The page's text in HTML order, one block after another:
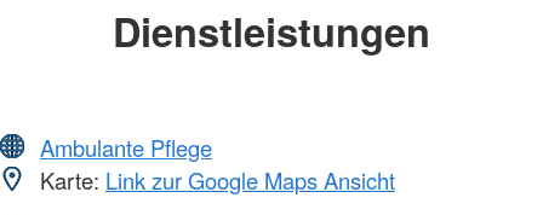
Dienstleistungen
Ambulante Pflege
Karte: Link zur Google Maps Ansicht